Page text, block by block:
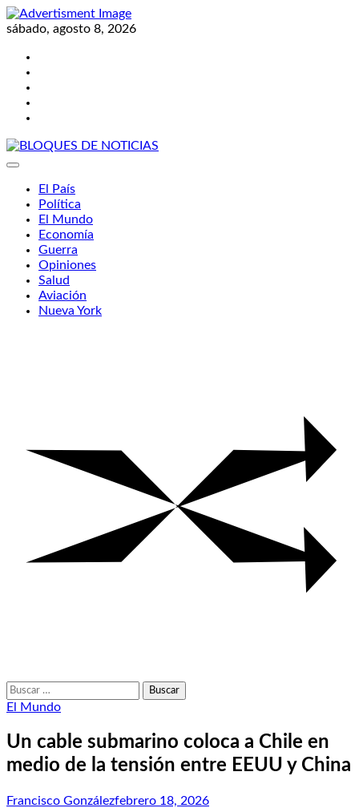
Skip
to
sábado, agosto 8, 2026
El País
Política
El Mundo
Economía
Guerra
Opiniones
Salud
Aviación
Nueva York
Buscar:
El Mundo
Un cable submarino coloca a Chile en
medio de la tensión entre EEUU y China
Francisco Gonzálezfebrero 18, 2026